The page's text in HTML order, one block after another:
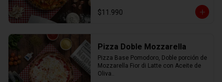
$11.990
Pizza Doble Mozzarella
Pizza Base Pomodoro, Doble porción de
Mozzarella Fior di Latte con Aceite de
Oliva..